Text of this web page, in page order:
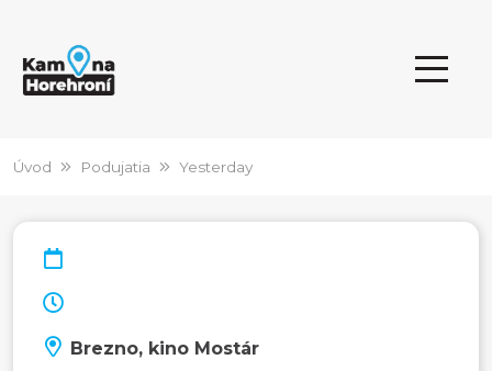
Úvod Podujatia Yesterday
Brezno, kino Mostár